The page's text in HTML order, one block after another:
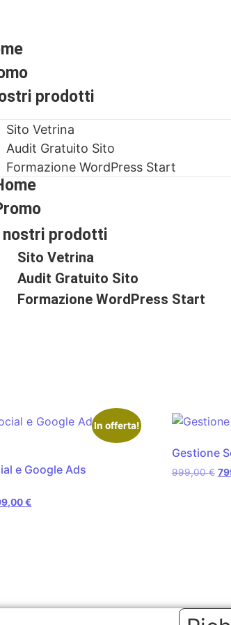
prodotti
Sito Vetrina
Audit Gratuito Sito
Formazione WordPress Start
I nostri prodotti
Sito Vetrina
Audit Gratuito Sito
Formazione WordPress Start
In offerta!
e Google Ads
€
Gestione
999,00€